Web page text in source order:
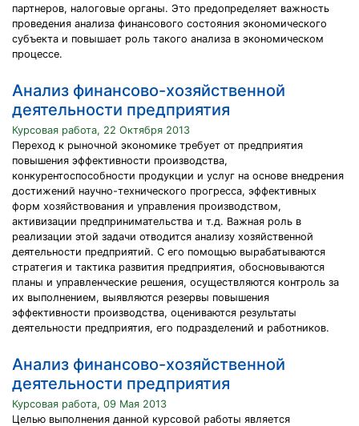
партнеров, налоговые органы. Это предопределяет важность
проведения анализа финансового состояния экономического
субъекта и повышает роль такого анализа в экономическом
процессе.
Анализ финансово-хозяйственной
деятельности предприятия
Курсовая работа, 22 Октября 2013
Переход к рыночной экономике требует от предприятия
повышения эффективности производства,
конкурентоспособности продукции и услуг на основе внедрения
достижений научно-технического прогресса, эффективных
форм хозяйствования и управления производством,
активизации предпринимательства и т.д. Важная роль в
реализации этой задачи отводится анализу хозяйственной
деятельности предприятий. С его помощью вырабатываются
стратегия и тактика развития предприятия, обосновываются
планы и управленческие решения, осуществляются контроль за
их выполнением, выявляются резервы повышения
эффективности производства, оцениваются результаты
деятельности предприятия, его подразделений и работников.
Анализ финансово-хозяйственной
деятельности предприятия
Курсовая работа, 09 Мая 2013
Целью выполнения данной курсовой работы является